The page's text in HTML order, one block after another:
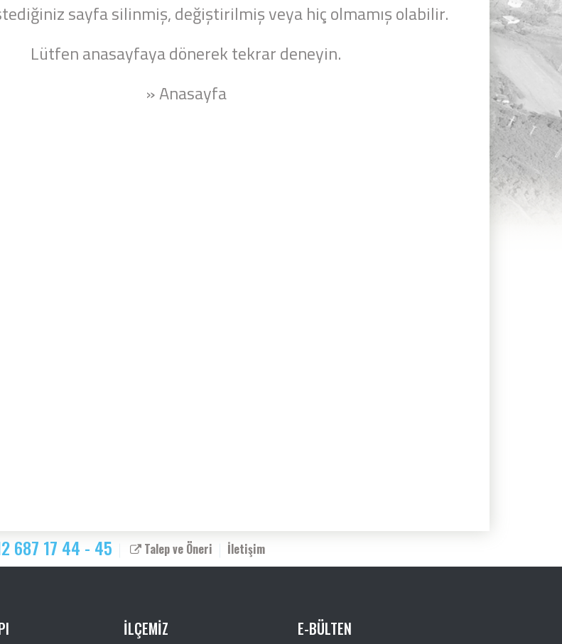
sayfa silinmiş, değiştirilmiş veya hiç olmamış olabilir.
Lütfen anasayfaya dönerek tekrar deneyin.
» Anasayfa
687 17 44 - 45 Talep ve Öneri İletişim
İLÇEMİZ E-BÜLTEN